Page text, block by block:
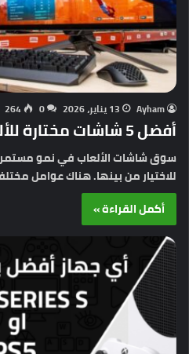
Ayham 13 يناير، 2026 0
264
أفضل 5 شاشات مختارة للألعاب لعام 2026
سوق شاشات الألعاب في نمو مستمر،
للاختيار من بينها. هناك عوامل
أكمل القراءة »